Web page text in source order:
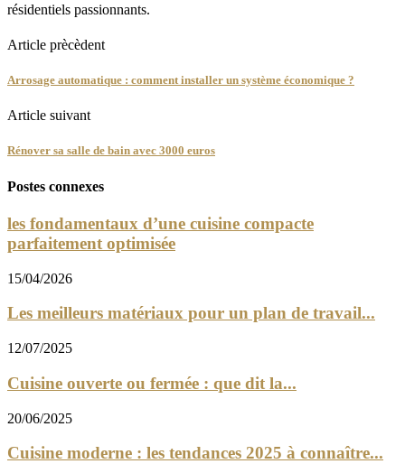
résidentiels passionnants.
Article prècèdent
Arrosage automatique : comment installer un système économique ?
Article suivant
Rénover sa salle de bain avec 3000 euros
Postes connexes
les fondamentaux d’une cuisine compacte
parfaitement optimisée
15/04/2026
Les meilleurs matériaux pour un plan de travail...
12/07/2025
Cuisine ouverte ou fermée : que dit la...
20/06/2025
Cuisine moderne : les tendances 2025 à connaître...